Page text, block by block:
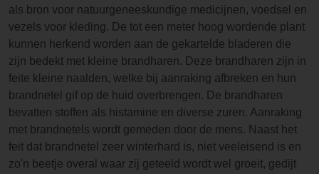
als bron voor natuurgeneeskundige medicijnen, voedsel en
vezels voor kleding. De tot een meter hoog wordende plant
kunnen herkend worden aan de gekartelde bladeren die
zijn bedekt met kleine brandharen. Deze brandharen zijn in
feite kleine naalden, welke bij aanraking afbreken en hun
brandnetel gif op de huid overbrengen. De brandharen
bevatten stoffen als histamine en diverse zuren. Aanraking
met brandnetels wordt gemeden door de mens. Naast het
feit dat brandnetel zeer winterhard is, niet veeleisend is en
zo'n beetje overal waar zij geteeld wordt wel groeit, gedijt